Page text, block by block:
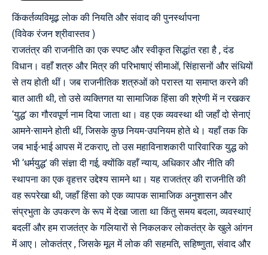
किंकर्तव्यविमूढ़ लोक की नियति और संवाद की पुनर्स्थापना
(विवेक रंजन श्रीवास्तव )
राजतंत्र की राजनीति का एक स्पष्ट और स्वीकृत सिद्धांत रहा है , दंड
विधान। वहाँ शत्रु और मित्र की परिभाषाएं सीमाओं, सिंहासनों और संधियों
से तय होती थीं। जब राजनीतिक शत्रुओं को परास्त या समाप्त करने की
बात आती थी, तो उसे व्यक्तिगत या सामाजिक हिंसा की श्रेणी में न रखकर
‘युद्ध’ का गौरवपूर्ण नाम दिया जाता था। वह एक व्यवस्था थी जहाँ दो सेनाएं
आमने-सामने होती थीं, जिसके कुछ नियम-उपनियम होते थे। यहाँ तक कि
जब भाई-भाई आपस में टकराए, तो उस महाविनाशकारी पारिवारिक युद्ध को
भी ‘धर्मयुद्ध’ की संज्ञा दी गई, क्योंकि वहाँ न्याय, अधिकार और नीति की
स्थापना का एक वृहत्तर उद्देश्य सामने था। यह राजतंत्र की राजनीति की
वह रूपरेखा थी, जहाँ हिंसा को एक व्यापक सामाजिक अनुशासन और
संप्रभुता के उपकरण के रूप में देखा जाता था किंतु समय बदला, व्यवस्थाएं
बदलीं और हम राजतंत्र के गलियारों से निकलकर लोकतंत्र के खुले आंगन
में आए। लोकतंत्र , जिसके मूल में लोक की सहमति, सहिष्णुता, संवाद और